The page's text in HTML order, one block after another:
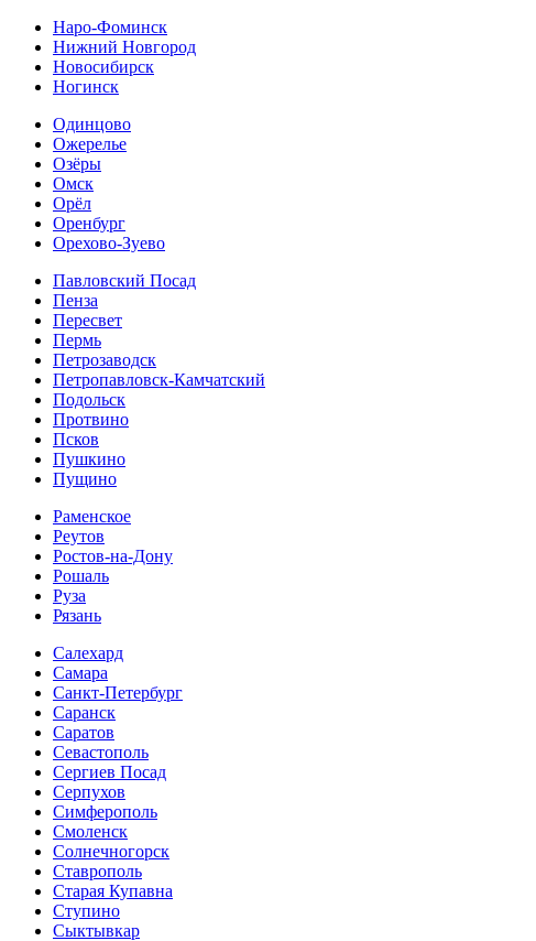
Наро-Фоминск
Нижний Новгород
Новосибирск
Ногинск
Одинцово
Ожерелье
Озёры
Омск
Орёл
Оренбург
Орехово-Зуево
Павловский Посад
Пенза
Пересвет
Пермь
Петрозаводск
Петропавловск-Камчатский
Подольск
Протвино
Псков
Пушкино
Пущино
Раменское
Реутов
Ростов-на-Дону
Рошаль
Руза
Рязань
Салехард
Самара
Санкт-Петербург
Саранск
Саратов
Севастополь
Сергиев Посад
Серпухов
Симферополь
Смоленск
Солнечногорск
Ставрополь
Старая Купавна
Ступино
Сыктывкар